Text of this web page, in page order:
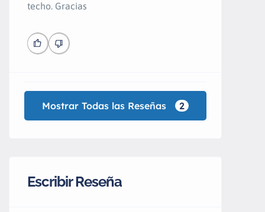
techo. Gracias
Mostrar Todas las Reseñas 2
Escribir Reseña